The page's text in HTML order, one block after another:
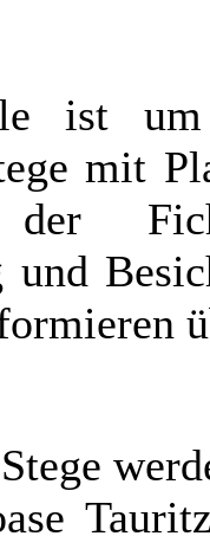
ist
mit
und